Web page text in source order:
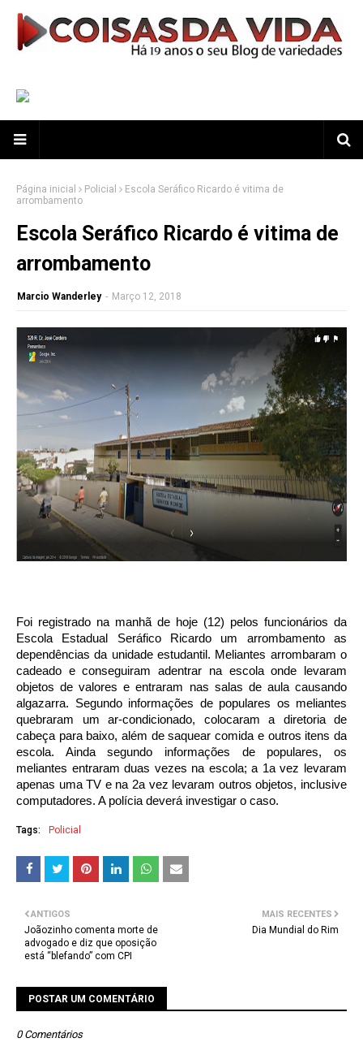
Página inicial Policial
Escola Seráfico Ricardo é vitima de
arrombamento
Escola Seráfico Ricardo é vitima de
arrombamento
Marcio Wanderley - Março 12, 2018
Foi registrado na manhã de hoje (12) pelos funcionários da
Escola Estadual Seráfico Ricardo um arrombamento as
dependências da unidade estudantil. Meliantes arrombaram o
cadeado e conseguiram adentrar na escola onde levaram
objetos de valores e entraram nas salas de aula causando
algazarra. Segundo informações de populares os meliantes
quebraram um ar-condicionado, colocaram a diretoria de
cabeça para baixo, além de saquear comida e outros itens da
escola. Ainda segundo informações de populares, os
meliantes entraram duas vezes na escola; a 1a vez levaram
apenas uma TV e na 2a vez levaram outros objetos, inclusive
computadores. A polícia deverá investigar o caso.
Tags: Policial
MAIS RECENTES
Dia Mundial do Rim
ANTIGOS
Joãozinho comenta morte de
advogado e diz que oposição
está “blefando” com CPI
POSTAR UM COMENTÁRIO
0 Comentários